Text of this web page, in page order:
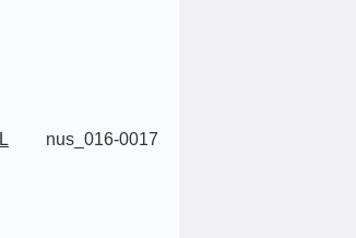
nus_016-0017